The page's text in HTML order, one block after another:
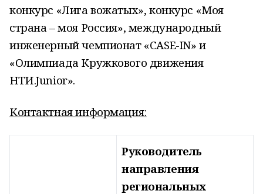
конкурс «Лига вожатых», конкурс «Моя
страна – моя Россия», международный
инженерный чемпионат «CASE-IN» и
«Олимпиада Кружкового движения
НТИ.Junior».
Контактная информация:
Руководитель
направления
региональных